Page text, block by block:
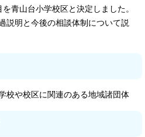
青山台小学校区と決定しました。
説明と今後の相談体制について説
校や校区に関連のある地域諸団体